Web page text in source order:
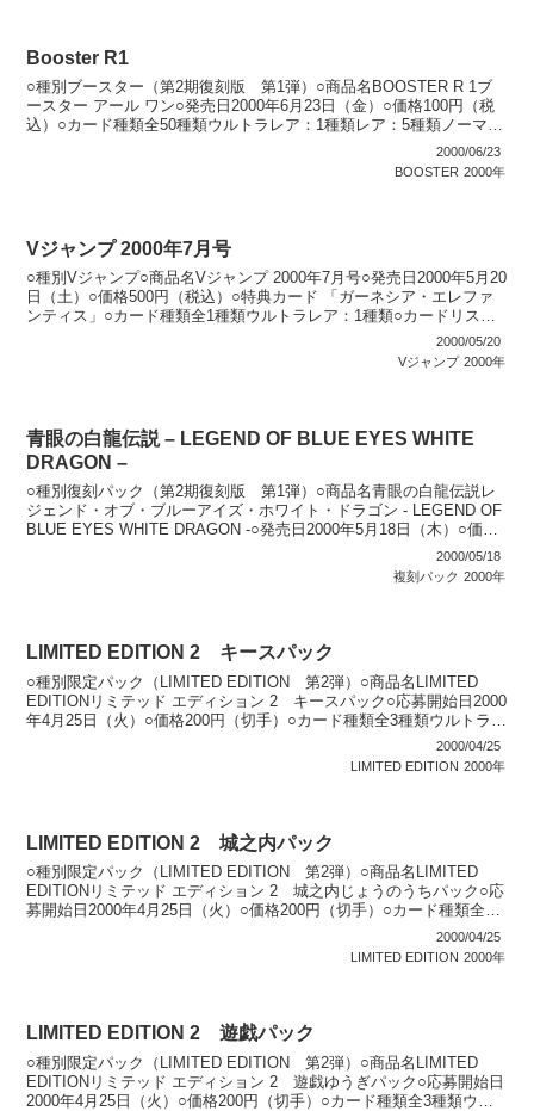
Booster R1
○種別ブースター（第2期復刻版 第1弾）○商品名BOOSTER R 1ブ
ースター アール ワン○発売日2000年6月23日（金）○価格100円（税
込）○カード種類全50種類ウルトラレア：1種類レア：5種類ノーマ
2000/06/23
BOOSTER 2000年
Vジャンプ 2000年7月号
○種別Vジャンプ○商品名Vジャンプ 2000年7月号○発売日2000年5月20
日（土）○価格500円（税込）○特典カード 「ガーネシア・エレファ
ンティス」○カード種類全1種類ウルトラレア：1種類○カードリストV
2000/05/20
Vジャンプ 2000年
青眼の白龍伝説 – LEGEND OF BLUE EYES WHITE
DRAGON –
○種別復刻パック（第2期復刻版 第1弾）○商品名青眼の白龍伝説レ
ジェンド・オブ・ブルーアイズ・ホワイト・ドラゴン - LEGEND OF
BLUE EYES WHITE DRAGON -○発売日2000年5月18日（木）○価格1
2000/05/18
複刻パック 2000年
LIMITED EDITION 2 キースパック
○種別限定パック（LIMITED EDITION 第2弾）○商品名LIMITED
EDITIONリミテッド エディション 2 キースパック○応募開始日2000
年4月25日（火）○価格200円（切手）○カード種類全3種類ウルトラレ
2000/04/25
LIMITED EDITION 2000年
LIMITED EDITION 2 城之内パック
○種別限定パック（LIMITED EDITION 第2弾）○商品名LIMITED
EDITIONリミテッド エディション 2 城之内じょうのうちパック○応
募開始日2000年4月25日（火）○価格200円（切手）○カード種類全3
2000/04/25
LIMITED EDITION 2000年
LIMITED EDITION 2 遊戯パック
○種別限定パック（LIMITED EDITION 第2弾）○商品名LIMITED
EDITIONリミテッド エディション 2 遊戯ゆうぎパック○応募開始日
2000年4月25日（火）○価格200円（切手）○カード種類全3種類ウル